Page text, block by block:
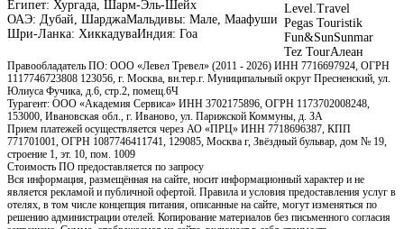
Египет: Хургада, Шарм-Эль-Шейх
ОАЭ: Дубай, ШарджаМальдивы: Мале, Маафуши
Шри-Ланка: ХиккадуваИндия: Гоа
Level.Travel
Pegas Touristik
Fun&SunSunmar
Tez TourАлеан
Правообладатель ПО: ООО «Левел Тревел» (2011 - 2026) ИНН 7716697924, ОГРН
1117746723808 123056, г. Москва, вн.тер.г. Муниципальный округ Пресненский, ул.
Юлиуса Фучика, д.6, стр.2, помещ.6Ч
Турагент: ООО «Академия Сервиса» ИНН 3702175896, ОГРН 1173702008248,
153000, Ивановская обл., г. Иваново, ул. Парижской Коммуны, д. ЗА
Прием платежей осуществляется через АО «ПРЦ» ИНН 7718696387, КПП
771701001, ОГРН 1087746411741, 129085, Москва г, Звёздный бульвар, дом № 19,
строение 1, эт. 10, пом. 1009
Стоимость ПО предоставляется по запросу
Вся информация, размещённая на сайте, носит информационный характер и не
является рекламой и публичной офертой. Правила и условия предоставления услуг в
отелях, в том числе концепция питания, описанные на сайте, могут изменяться по
решению администрации отелей. Копирование материалов без письменного согласия